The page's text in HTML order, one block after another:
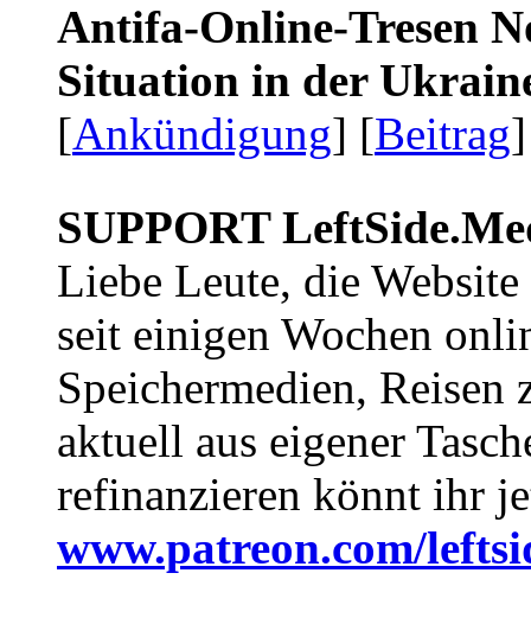
Antifa-Online-Tresen
Situation in der
[Ankündigung] [Beitrag
SUPPORT
Liebe Leute, die Website
seit einigen Wochen
Speichermedien, Reisen
aktuell aus eigener
refinanzieren könnt ihr
www.patreon.com/